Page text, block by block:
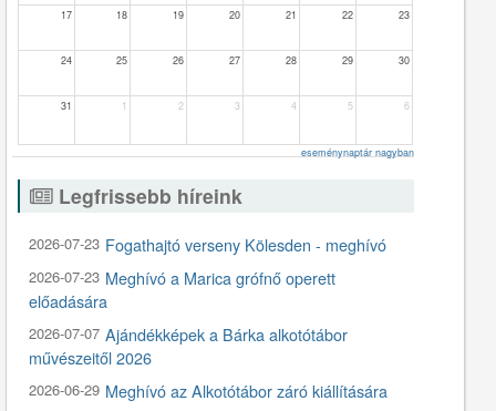
17 18 19 20 21 22 23
24 25 26 27 28 29 30
31 1 2 3 4 5 6
eseménynaptár nagyban
Legfrissebb híreink
2026-07-23 Fogathajtó verseny Kölesden - meghívó
2026-07-23 Meghívó a Marica grófnő operett
előadására
2026-07-07 Ajándékképek a Bárka alkotótábor
művészeitől 2026
2026-06-29 Meghívó az Alkotótábor záró kiállítására